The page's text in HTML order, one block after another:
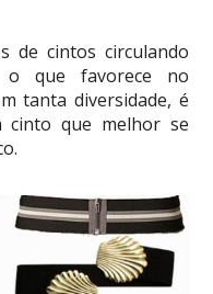
de cintos circulando
o que favorece no
tanta diversidade, é
cinto que melhor se